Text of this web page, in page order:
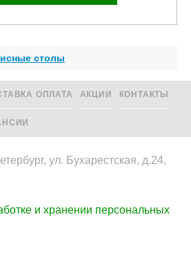
столы
ОПЛАТА АКЦИИ КОНТАКТЫ
ул. Бухарестская, д.24,
и хранении персональных